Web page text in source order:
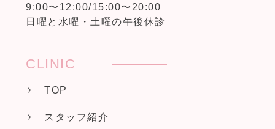
9:00〜12:00/15:00〜20:00
日曜と水曜・土曜の午後休診
CLINIC
TOP
スタッフ紹介